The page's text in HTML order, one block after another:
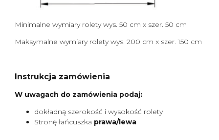
Minimalne wymiary rolety wys. 50 cm x szer. 50 cm
Maksymalne wymiary rolety wys. 200 cm x szer. 150 cm
Instrukcja zamówienia
W uwagach do zamówienia podaj:
dokładną szerokość i wysokość rolety
Stronę łańcuszka prawa/lewa